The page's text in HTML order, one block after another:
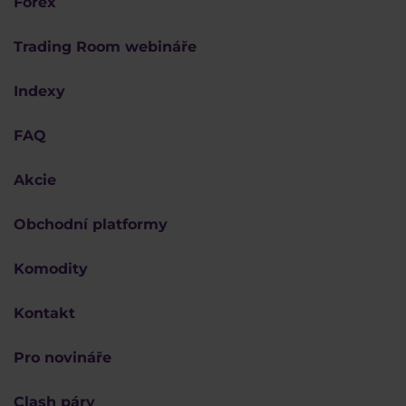
Trading Room webináře
Indexy
FAQ
Akcie
Obchodní platformy
Komodity
Kontakt
Pro novináře
Clash páry